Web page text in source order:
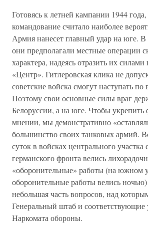
Готовясь к летней кампании 1944
командование считало наиболее
Армия нанесет главный удар на юге.
они предполагали местные операции
характера, надеясь отразить их
«Центр». Гитлеровская клика не
советские войска смогут наступать по
Поэтому свои основные силы враг
Белоруссии, а на юге. Чтобы укрепить
мнении, мы демонстративно
большинство своих танковых армий.
суток в войсках центрального участка
германского фронта велись
«оборонительные» работы (на южном
оборонительные работы велись
небольшая часть вопросов, над
Генеральный штаб и соответствующие
Наркомата обороны.